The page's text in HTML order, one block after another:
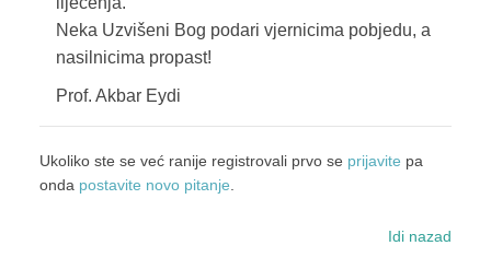
Neka Uzvišeni Bog podari vjernicima pobjedu, a
nasilnicima propast!
Prof. Akbar Eydi
Ukoliko ste se već ranije registrovali prvo se prijavite pa
onda postavite novo pitanje.
Idi nazad